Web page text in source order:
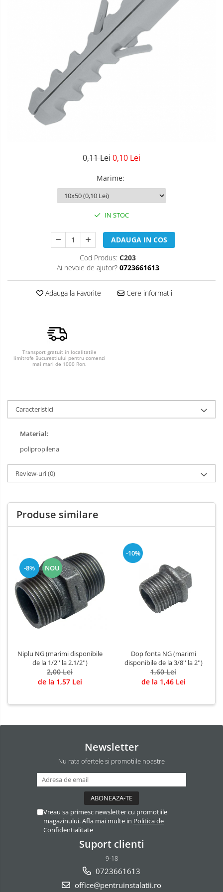
0,11 Lei0,10 Lei
Marime:
IN STOC
ADAUGA IN COS
Cod Produs: C203
Ai nevoie de ajutor? 0723661613
Adauga la Favorite Cere informatii
Transport gratuit in localitatile
limitrofe Bucurestiului pentru comenzi
mai mari de 1000 Ron.
Caracteristici
Material:
polipropilena
Review-uri(0)
Produse similare
-8% NOU
Niplu NG (marimi disponibile
de la 1/2'' la 2.1/2'')
2,00 Lei
de la 1,57 Lei
-10%
Dop fonta NG (marimi
disponibile de la 3/8'' la 2'')
1,60 Lei
de la 1,46 Lei
Newsletter
Nu rata ofertele si promotiile noastre
Vreau sa primesc newsletter cu promotiile
magazinului. Afla mai multe in Politica de
Confidentialitate
Suport clienti
9-18
0723661613
office@pentruinstalatii.ro